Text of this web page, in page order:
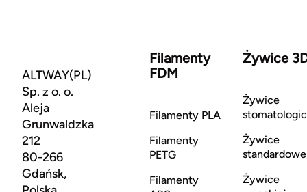
ALTWAY(PL)
Sp. z o. o.
Aleja
Grunwaldzka
212
80-266
Gdańsk,
Filamenty
FDM
Filamenty PLA
Filamenty
PETG
Filamenty
Żywice
Żywice
Żywice
standardowe
Żywice